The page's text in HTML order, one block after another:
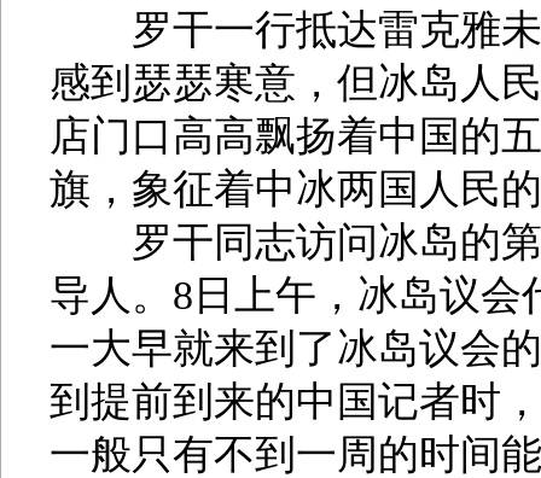
罗干一行抵达雷克雅未
感到瑟瑟寒意，但冰岛人
店门口高高飘扬着中国的
旗，象征着中冰两国人民
罗干同志访问冰岛的第
导人。8日上午，冰岛议
一大早就来到了冰岛议会
到提前到来的中国记者时
一般只有不到一周的时间